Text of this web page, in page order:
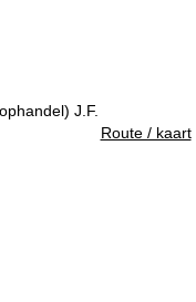
J.F.
Route / kaart